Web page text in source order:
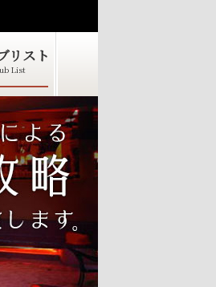
リスト
List